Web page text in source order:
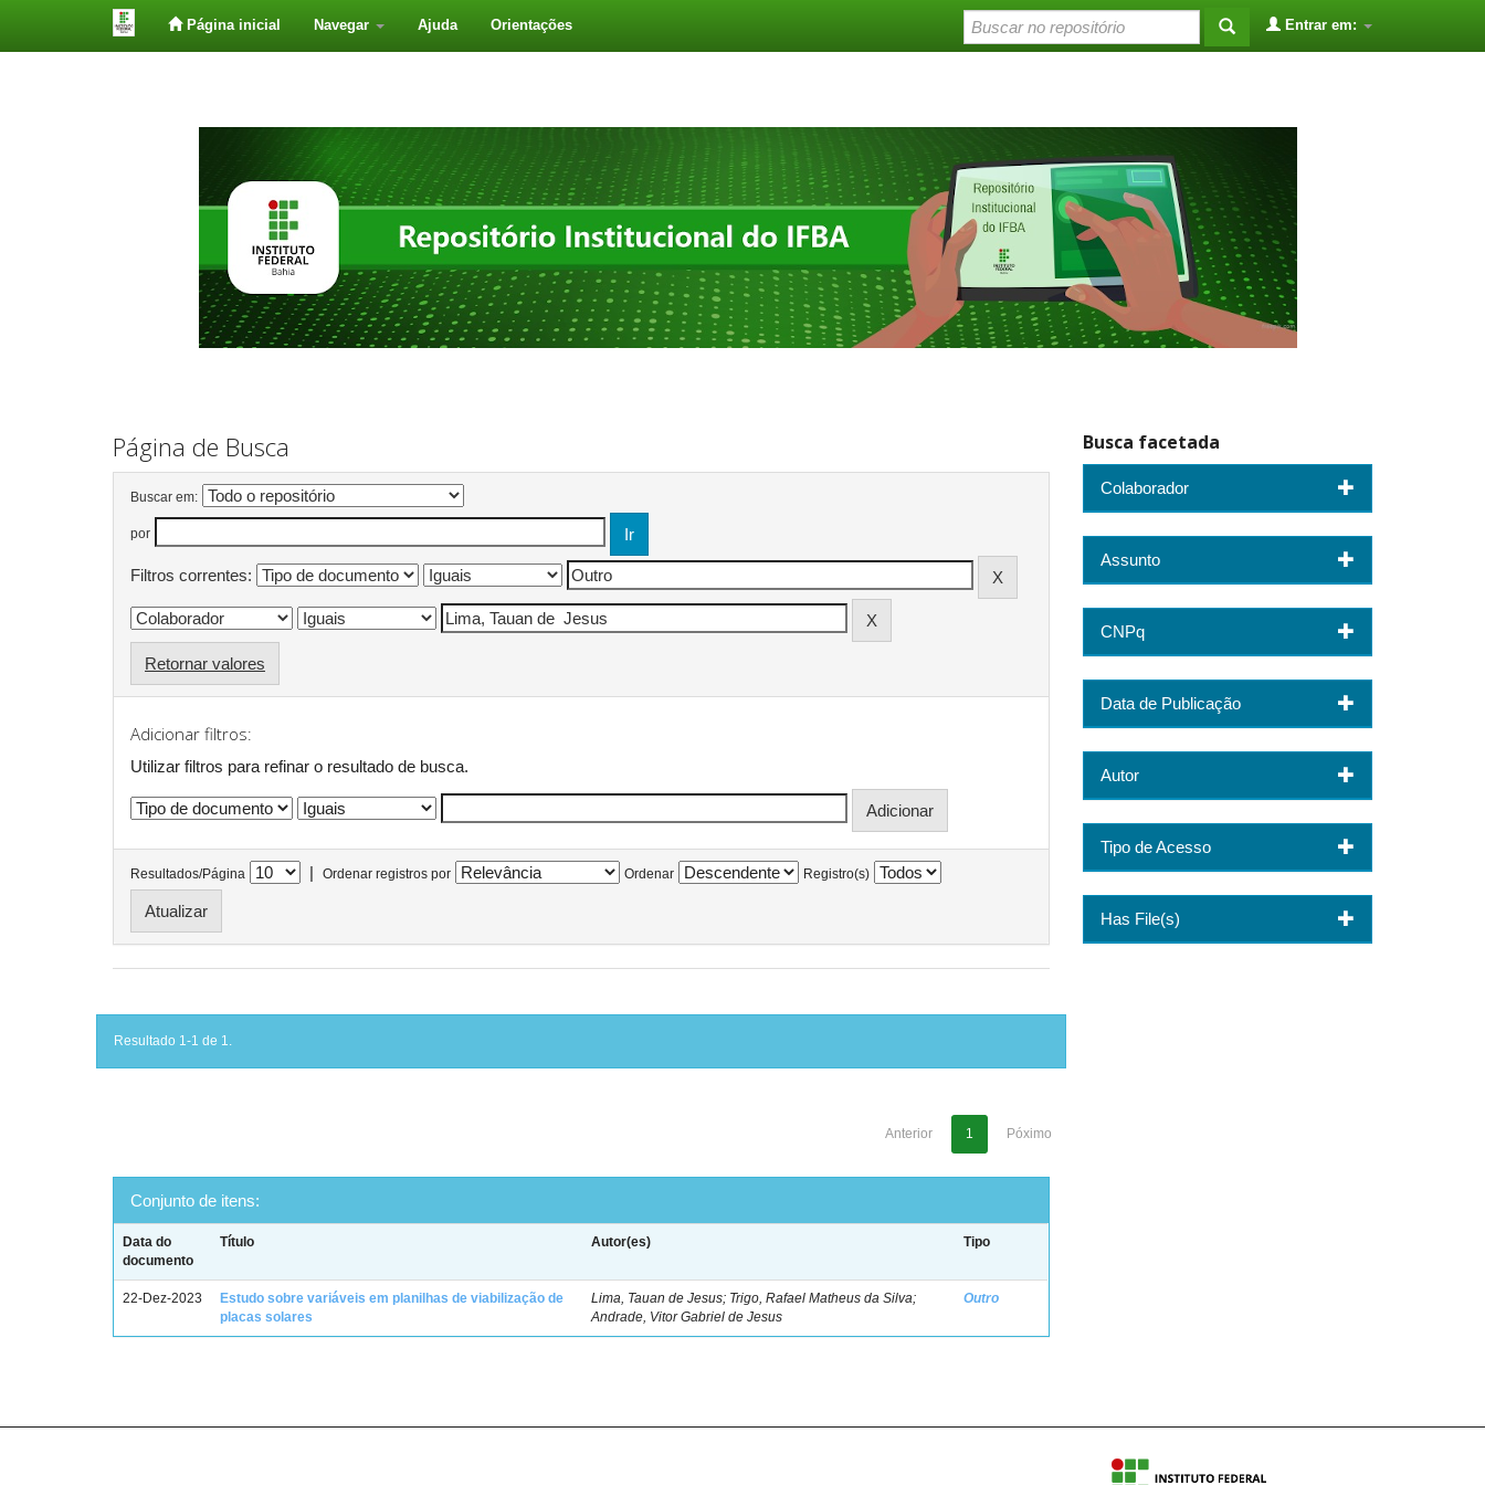
Página inicial Navegar Ajuda Orientações Entrar em:
Página de Busca
Buscar em:
por
Filtros correntes:
Retornar valores
Adicionar filtros:
Utilizar filtros para refinar o resultado de busca.
Resultados/Página | Ordenar registros por Ordenar Registro(s)
Resultado 1-1 de 1.
Anterior 1 Póximo
Conjunto de itens:
Data do
documento
Título Autor(es) Tipo
22-Dez-2023
Estudo sobre variáveis em planilhas de viabilização de
placas solares
Lima, Tauan de Jesus; Trigo, Rafael Matheus da Silva;
Andrade, Vitor Gabriel de Jesus
Outro
Busca facetada
Colaborador
Assunto
CNPq
Data de Publicação
Autor
Tipo de Acesso
Has File(s)